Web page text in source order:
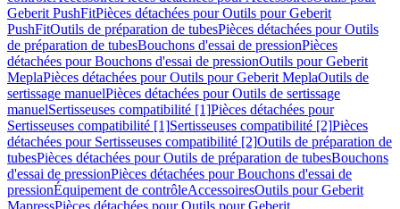
Geberit PushFitPièces détachées pour Outils pour Geberit
PushFitOutils de préparation de tubesPièces détachées pour Outils
de préparation de tubesBouchons d'essai de pressionPièces
détachées pour Bouchons d'essai de pressionOutils pour Geberit
MeplaPièces détachées pour Outils pour Geberit MeplaOutils de
sertissage manuelPièces détachées pour Outils de sertissage
manuelSertisseuses compatibilité [1]Pièces détachées pour
Sertisseuses compatibilité [1]Sertisseuses compatibilité [2]Pièces
détachées pour Sertisseuses compatibilité [2]Outils de préparation de
tubesPièces détachées pour Outils de préparation de tubesBouchons
d'essai de pressionPièces détachées pour Bouchons d'essai de
pressionÉquipement de contrôleAccessoiresOutils pour Geberit
MapressPièces détachées pour Outils pour Geberit